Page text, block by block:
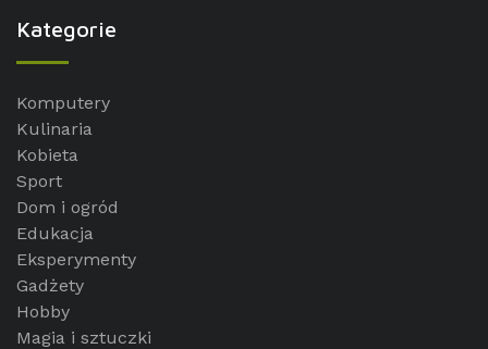
Kategorie
Komputery
Kulinaria
Kobieta
Sport
Dom i ogród
Edukacja
Eksperymenty
Gadżety
Hobby
Magia i sztuczki